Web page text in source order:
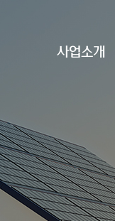
사업소개